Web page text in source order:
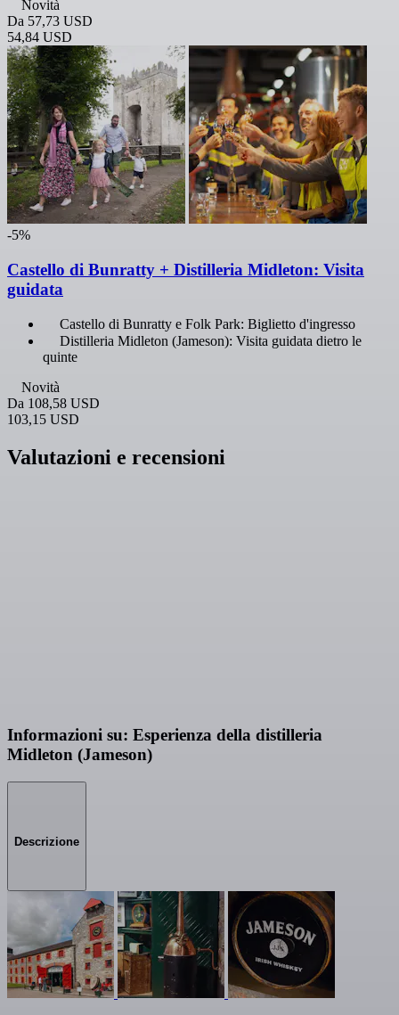
Novità
Da 57,73 USD
54,84 USD
-5%
Castello di Bunratty + Distilleria Midleton: Visita
guidata
Castello di Bunratty e Folk Park: Biglietto d'ingresso
Distilleria Midleton (Jameson): Visita guidata dietro le
quinte
Novità
Da 108,58 USD
103,15 USD
Valutazioni e recensioni
Informazioni su: Esperienza della distilleria
Midleton (Jameson)
Descrizione